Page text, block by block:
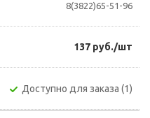
8(3822)65-51-96
137 руб./шт
Доступно для заказа (1)